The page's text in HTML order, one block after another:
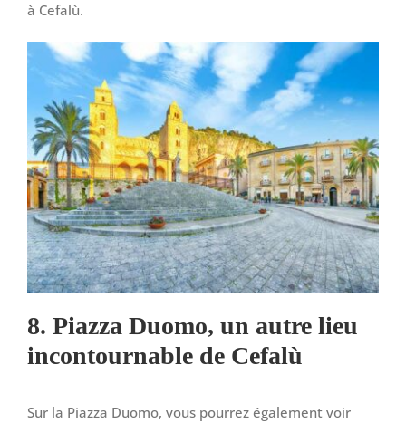
à Cefalù.
8. Piazza Duomo, un autre lieu
incontournable de Cefalù
Sur la Piazza Duomo, vous pourrez également voir